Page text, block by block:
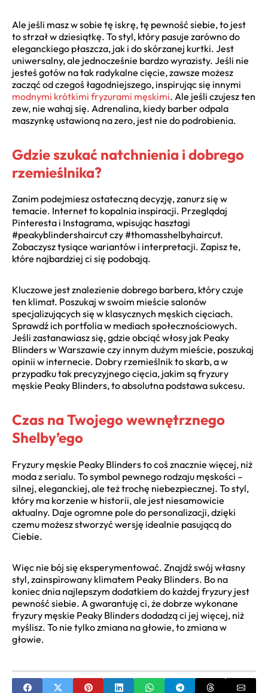
Ale jeśli masz w sobie tę iskrę, tę pewność siebie, to jest
to strzał w dziesiątkę. To styl, który pasuje zarówno do
eleganckiego płaszcza, jak i do skórzanej kurtki. Jest
uniwersalny, ale jednocześnie bardzo wyrazisty. Jeśli nie
jesteś gotów na tak radykalne cięcie, zawsze możesz
zacząć od czegoś łagodniejszego, inspirując się innymi
modnymi krótkimi fryzurami męskimi. Ale jeśli czujesz ten
zew, nie wahaj się. Adrenalina, kiedy barber odpala
maszynkę ustawioną na zero, jest nie do podrobienia.
Gdzie szukać natchnienia i dobrego
rzemieślnika?
Zanim podejmiesz ostateczną decyzję, zanurz się w
temacie. Internet to kopalnia inspiracji. Przeglądaj
Pinteresta i Instagrama, wpisując hasztagi
#peakyblindershaircut czy #thomasshelbyhaircut.
Zobaczysz tysiące wariantów i interpretacji. Zapisz te,
które najbardziej ci się podobają.
Kluczowe jest znalezienie dobrego barbera, który czuje
ten klimat. Poszukaj w swoim mieście salonów
specjalizujących się w klasycznych męskich cięciach.
Sprawdź ich portfolia w mediach społecznościowych.
Jeśli zastanawiasz się, gdzie obciąć włosy jak Peaky
Blinders w Warszawie czy innym dużym mieście, poszukaj
opinii w internecie. Dobry rzemieślnik to skarb, a w
przypadku tak precyzyjnego cięcia, jakim są fryzury
męskie Peaky Blinders, to absolutna podstawa sukcesu.
Czas na Twojego wewnętrznego
Shelby’ego
Fryzury męskie Peaky Blinders to coś znacznie więcej, niż
moda z serialu. To symbol pewnego rodzaju męskości –
silnej, eleganckiej, ale też trochę niebezpiecznej. To styl,
który ma korzenie w historii, ale jest niesamowicie
aktualny. Daje ogromne pole do personalizacji, dzięki
czemu możesz stworzyć wersję idealnie pasującą do
Ciebie.
Więc nie bój się eksperymentować. Znajdź swój własny
styl, zainspirowany klimatem Peaky Blinders. Bo na
koniec dnia najlepszym dodatkiem do każdej fryzury jest
pewność siebie. A gwarantuję ci, że dobrze wykonane
fryzury męskie Peaky Blinders dodadzą ci jej więcej, niż
myślisz. To nie tylko zmiana na głowie, to zmiana w
głowie.